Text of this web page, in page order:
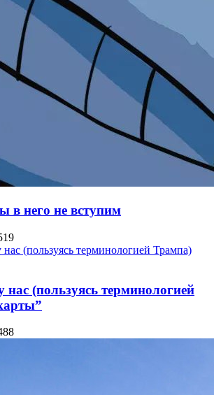
в него не вступим
нас (пользуясь терминологией